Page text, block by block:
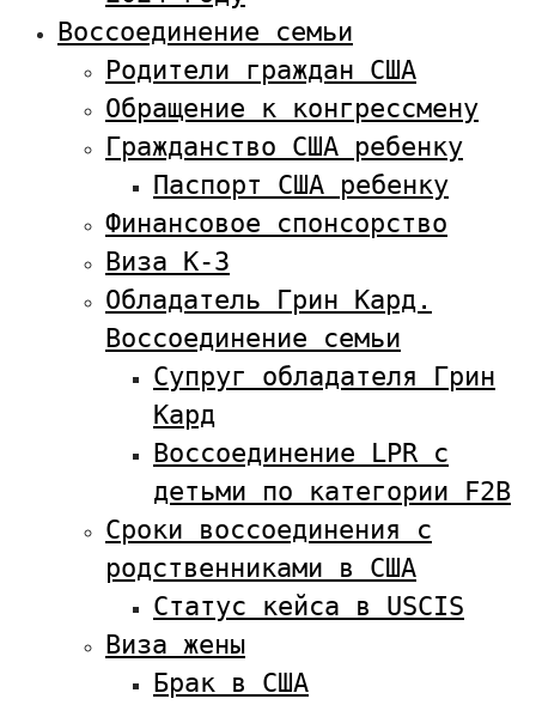
Воссоединение семьи
Родители граждан США
Обращение к конгрессмену
Гражданство США ребенку
Паспорт США ребенку
Финансовое спонсорство
Виза К-3
Обладатель Грин Кард.
Воссоединение семьи
Супруг обладателя Грин
Кард
Воссоединение LPR с
детьми по категории F2B
Сроки воссоединения с
родственниками в США
Статус кейса в USCIS
Виза жены
Брак в США